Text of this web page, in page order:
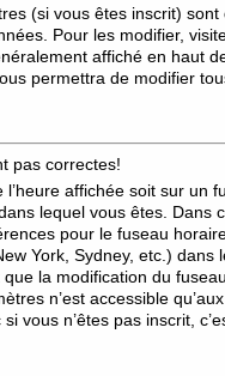
(si vous êtes inscrit)
Pour les modifier,
affiché en haut
permettra de modifier
pas correctes!
l’heure affichée soit sur un
lequel vous êtes. Dans
pour le fuseau
York, Sydney, etc.) dans
que la modification du
n’est accessible
vous n’êtes pas inscrit,